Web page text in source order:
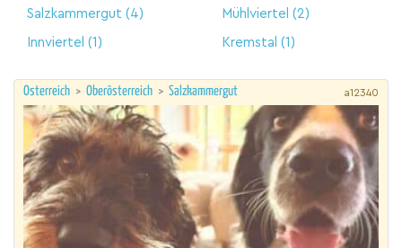
Salzkammergut (4) Mühlviertel (2)
Innviertel (1) Kremstal (1)
Österreich > Oberösterreich > Salzkammergut a12340